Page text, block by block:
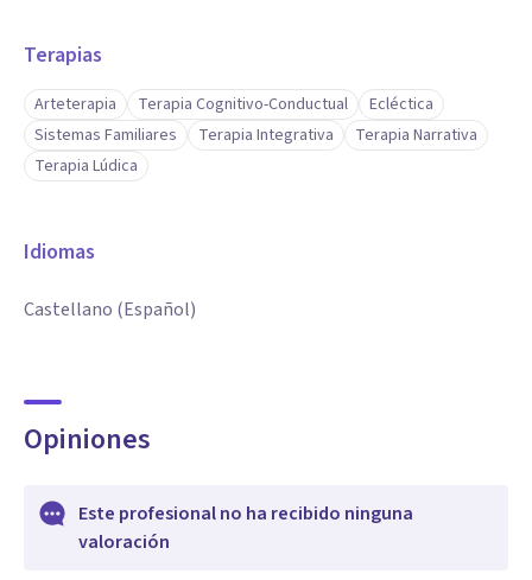
Terapias
Arteterapia Terapia Cognitivo-Conductual
Ecléctica
Sistemas Familiares
Terapia Integrativa
Terapia Narrativa
Terapia Lúdica
Idiomas
Castellano (Español)
Opiniones
Este profesional no ha recibido ninguna
valoración